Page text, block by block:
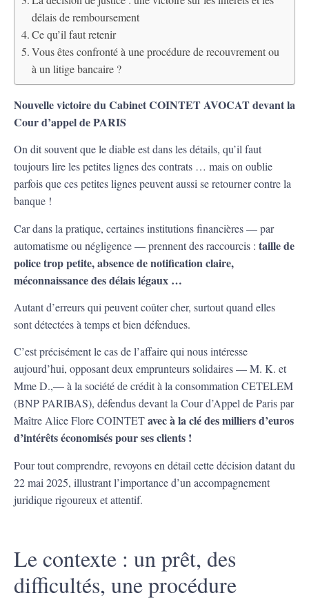
délais de remboursement
Ce qu’il faut retenir
Vous êtes confronté à une procédure de recouvrement ou
à un litige bancaire ?
Nouvelle victoire du Cabinet COINTET AVOCAT devant la
Cour d’appel de PARIS
On dit souvent que le diable est dans les détails, qu’il faut
toujours lire les petites lignes des contrats … mais on oublie
parfois que ces petites lignes peuvent aussi se retourner contre la
banque !
Car dans la pratique, certaines institutions financières — par
automatisme ou négligence — prennent des raccourcis : taille de
police trop petite, absence de notification claire,
méconnaissance des délais légaux …
Autant d’erreurs qui peuvent coûter cher, surtout quand elles
sont détectées à temps et bien défendues.
C’est précisément le cas de l’affaire qui nous intéresse
aujourd’hui, opposant deux emprunteurs solidaires — M. K. et
Mme D.,— à la société de crédit à la consommation CETELEM
(BNP PARIBAS), défendus devant la Cour d’Appel de Paris par
Maître Alice Flore COINTETavec à la clé des milliers d’euros
d’intérêts économisés pour ses clients !
Pour tout comprendre, revoyons en détail cette décision datant du
22 mai 2025, illustrant l’importance d’un accompagnement
juridique rigoureux et attentif.
Le contexte : un prêt, des
difficultés, une procédure